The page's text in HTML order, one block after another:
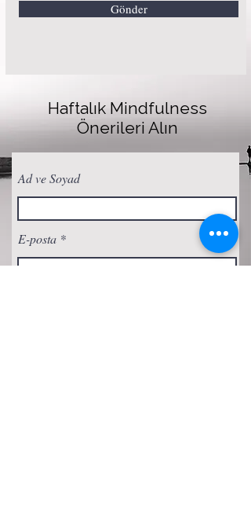
Gönder
Haftalık Mindfulness
Önerileri Alın
Ad ve Soyad
E-posta